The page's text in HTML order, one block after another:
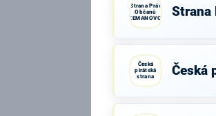
Strana Práv
Občanů
ZEMANOVCI
Strana
Česká
pirátská
strana
Česká